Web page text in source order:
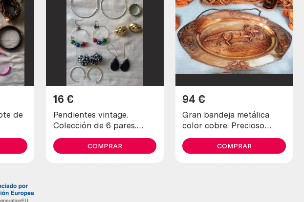
Pendientes vintage.
Colección de 6 pares.
preciosos
16 €
COMPRAR
Gran bandeja metálica
color cobre. Precioso
grabado
94 €
COMPRAR